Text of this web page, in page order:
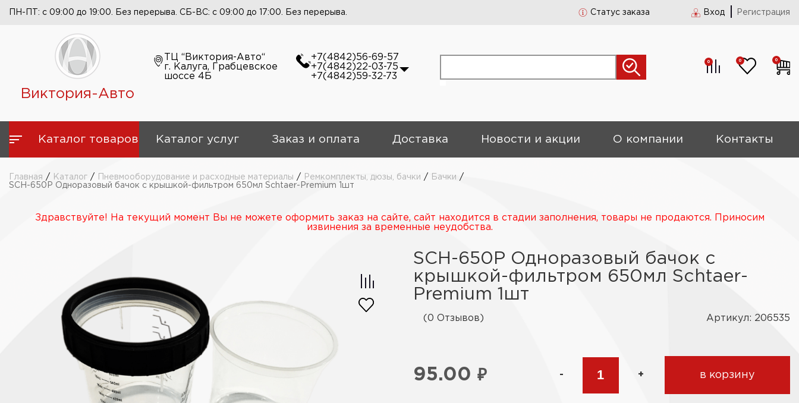
ПН-ПТ: с 09:00 до 19:00. Без перерыва. СБ-ВС: с 09:00 до 17:00. Без перерыва. Статус заказа Вход Регистрация
Виктория-Авто
ТЦ “Виктория-Авто“
г. Калуга, Грабцевское
шоссе 4Б
+7(4842)56-69-57
+7(4842)22-03-75
+7(4842)59-32-73
0 0 0
Каталог товаров Каталог услуг Заказ и оплата Доставка Новости и акции О компании Контакты
Главная / Каталог / Пневмооборудование и расходные материалы / Ремкомплекты, дюзы, бачки / Бачки /
SCH-650P Одноразовый бачок с крышкой-фильтром 650мл Schtaer-Premium 1шт
Здравствуйте! На текущий момент Вы не можете оформить заказ на сайте, сайт находится в стадии заполнения, товары не продаются. Приносим
извинения за временные неудобства.
SCH-650P Одноразовый бачок с
крышкой-фильтром 650мл Schtaer-
Premium 1шт
(0 Отзывов) Артикул: 206535
95.00 ₽ - + в корзину